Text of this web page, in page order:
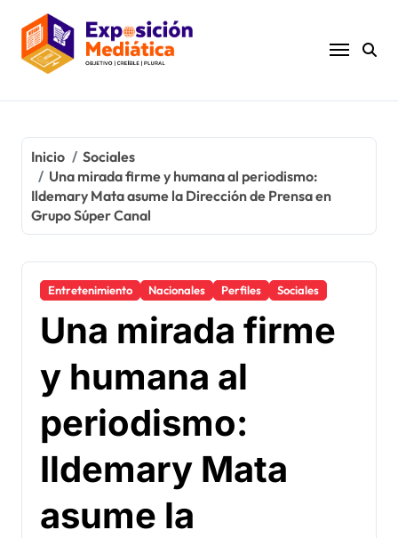
contenido
Inicio
Sociales
Una mirada firme y humana al periodismo:
Ildemary Mata asume la Dirección de Prensa en
Grupo Súper Canal
Entretenimiento Nacionales Perfiles Sociales
Una mirada firme
y humana al
periodismo:
Ildemary Mata
asume la